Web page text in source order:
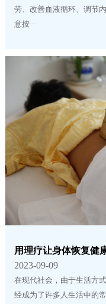
劳、改善血液循环、调节
意按···
用理疗让身体恢复健
2023-09-09
在现代社会，由于生活方
经成为了许多人生活中的